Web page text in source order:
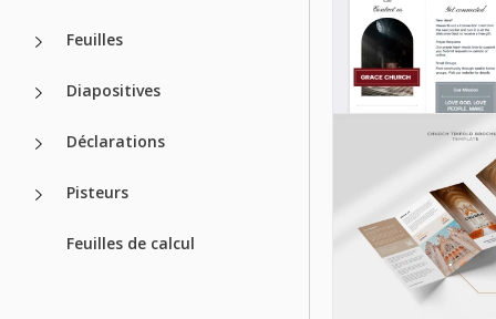
Feuilles
Diapositives
Déclarations
Pisteurs
Feuilles de calcul
Brochure
d'assurance